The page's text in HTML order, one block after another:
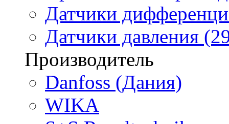
Датчики
Датчики давления
Производитель
Danfoss (Дания)
WIKA